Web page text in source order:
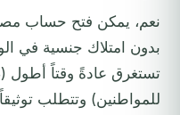
نعم، يمكن فتح حساب
بدون امتلاك جنسية في
للمواطنين) وتتطلب